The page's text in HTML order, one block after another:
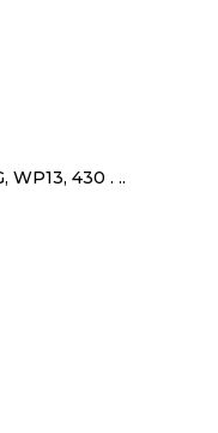
WP13, 430 . ..